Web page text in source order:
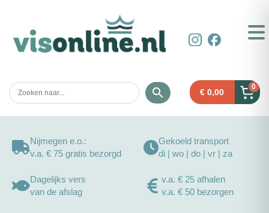
€ 0,00
0
Nijmegen e.o.:
v.a. € 75 gratis bezorgd
Gekoeld transport
di | wo | do | vr | za
Dagelijks vers
van de afslag
v.a. € 25 afhalen
v.a. € 50 bezorgen